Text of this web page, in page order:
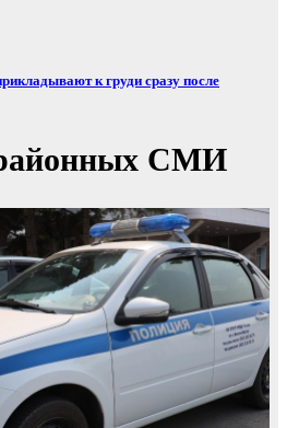
к груди сразу после